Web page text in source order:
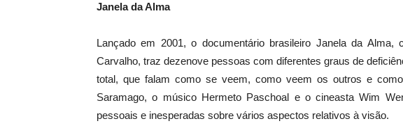
Janela da Alma
Lançado em 2001, o documentário brasileiro Janela da
Carvalho, traz dezenove pessoas com diferentes graus de
total, que falam como se veem, como veem os outros e
Saramago, o músico Hermeto Paschoal e o cineasta Wim
pessoais e inesperadas sobre vários aspectos relativos à visão.